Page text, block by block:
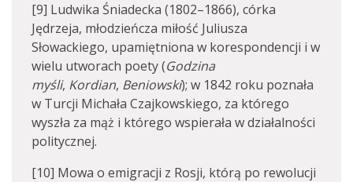
[9] Ludwika Śniadecka (1802–1866), córka
Jędrzeja, młodzieńcza miłość Juliusza
Słowackiego, upamiętniona w korespondencji i w
wielu utworach poety (Godzina
myśli, Kordian, Beniowski); w 1842 roku poznała
w Turcji Michała Czajkowskiego, za którego
wyszła za mąż i którego wspierała w działalności
politycznej.
[10] Mowa o emigracji z Rosji, którą po rewolucji